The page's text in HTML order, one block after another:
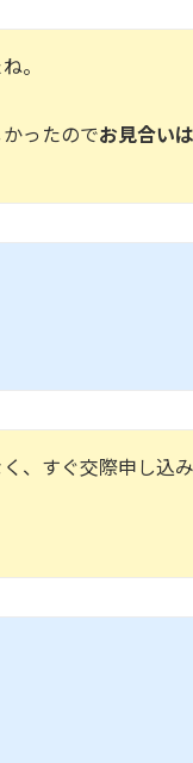
。
ったのでお見合い
、すぐ交際申し込み